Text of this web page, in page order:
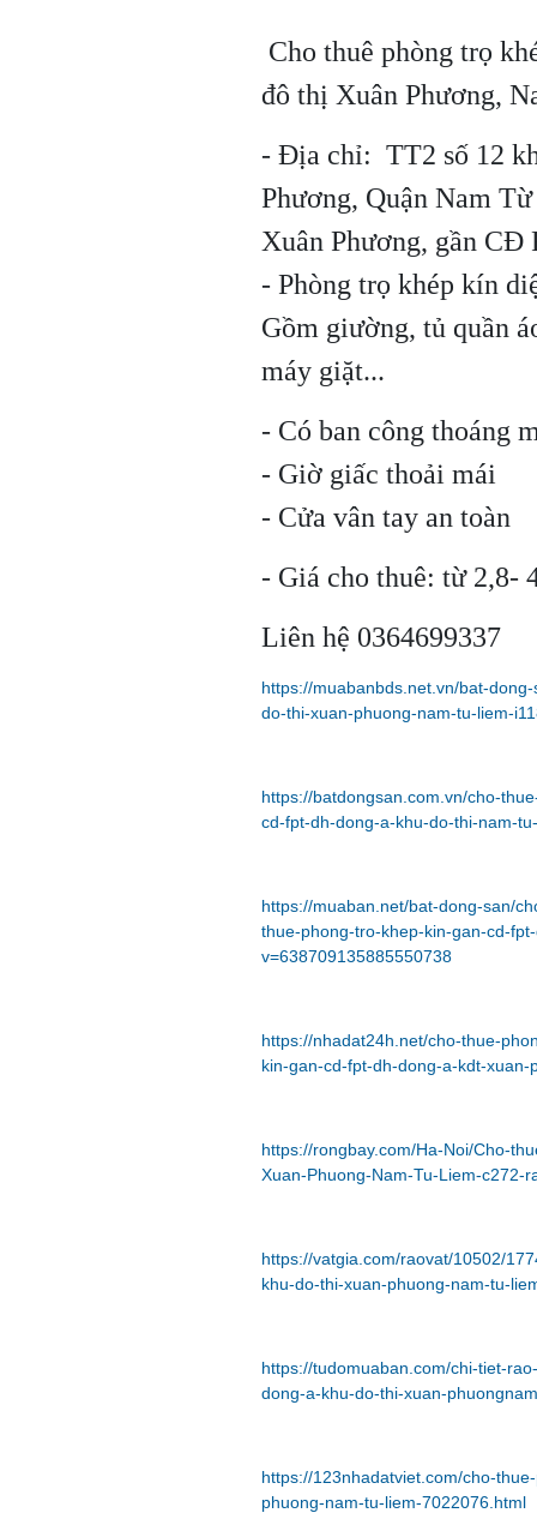
Cho thuê phòng trọ
đô thị Xuân Phương,
- Địa chỉ: TT2 số 12
Phương, Quận Nam
Xuân Phương, gần
- Phòng trọ khép kín
Gồm giường, tủ quần
máy giặt...
- Có ban công thoáng
- Giờ giấc thoải mái
- Cửa vân tay an toàn
- Giá cho thuê: từ 2,8-
Liên hệ 0364699337
https://muabanbds.net.vn/bat-
do-thi-xuan-phuong-nam-tu-liem-
https://batdongsan.com.vn/cho-
cd-fpt-dh-dong-a-khu-do-thi-nam-
https://muaban.net/bat-dong-san/
thue-phong-tro-khep-kin-gan-cd-
v=638709135885550738
https://nhadat24h.net/cho-thue-
kin-gan-cd-fpt-dh-dong-a-kdt-
https://rongbay.com/Ha-Noi/Cho-
Xuan-Phuong-Nam-Tu-Liem-c272-
https://vatgia.com/raovat/10502/
khu-do-thi-xuan-phuong-nam-tu-
https://tudomuaban.com/chi-tiet-
dong-a-khu-do-thi-xuan-
https://123nhadatviet.com/cho-
phuong-nam-tu-liem-7022076.html